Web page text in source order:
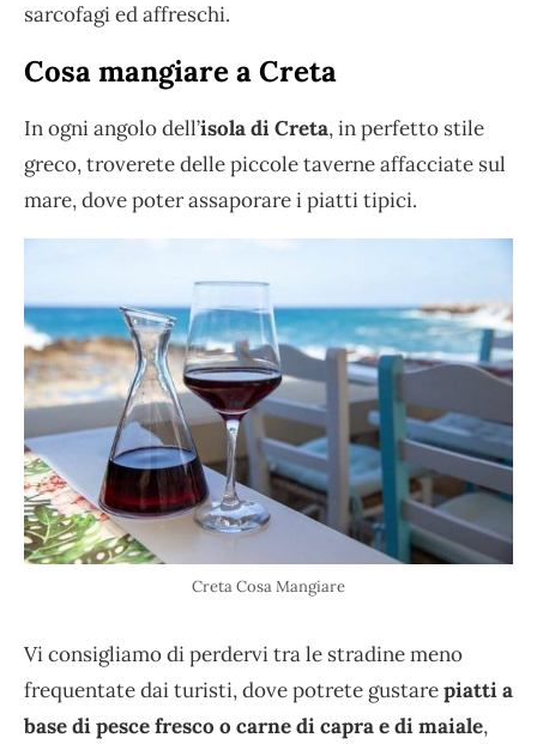
sarcofagi ed affreschi.
Cosa mangiare a Creta
In ogni angolo dell’isola di Creta, in perfetto stile
greco, troverete delle piccole taverne affacciate sul
mare, dove poter assaporare i piatti tipici.
Creta Cosa Mangiare
Vi consigliamo di perdervi tra le stradine meno
frequentate dai turisti, dove potrete gustarepiatti a
base di pesce fresco o carne di capra e di maiale,